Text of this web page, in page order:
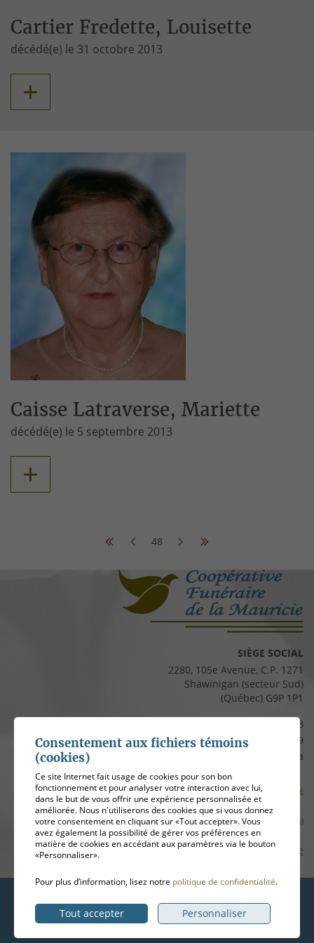
Cartier Fredette, Louisette
décédé(e) le 31 octobre 2013
+
Caisse Latraverse, Mariette
décédé(e) le 5 septembre 2013
+
48
SIÈGE SOCIAL
2280, 105e Avenue, C.P. 1271
Shawinigan (secteur Sud)
(Québec) G9P 1P1
819 537-8828
Télécopieur :819 537-8829
clients@cfmauricie.ca
Conditions d’utilisation et politique de confidentialité
Gérer mes témoins (cookies)
Plan de site
Hébergement
ADN communication
Consentement aux fichiers témoins
(cookies)
Ce site Internet fait usage de cookies pour son bon
fonctionnement et pour analyser votre interaction avec lui,
dans le but de vous offrir une expérience personnalisée et
améliorée. Nous n'utiliserons des cookies que si vous donnez
votre consentement en cliquant sur «Tout accepter». Vous
avez également la possibilité de gérer vos préférences en
matière de cookies en accédant aux paramètres via le bouton
«Personnaliser».
Pour plus d’information, lisez notre politique de confidentialité.
Tout accepter Personnaliser